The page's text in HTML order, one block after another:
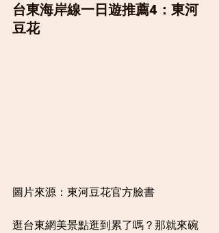
台東海岸線一日遊推薦4：東河
豆花
圖片來源：東河豆花官方臉書
逛台東網美景點逛到累了嗎？那就來碗